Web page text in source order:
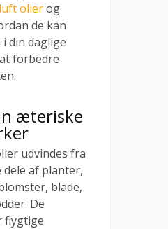
olierog
de kan
din daglige
forbedre
æteriske
udvindes fra
af planter,
blade,
De
flygtige